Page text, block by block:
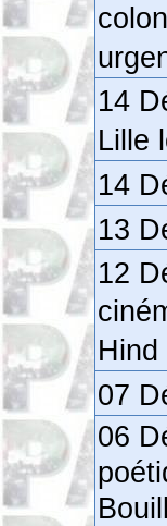
14
Lille
14
13
12
Hind
07
06